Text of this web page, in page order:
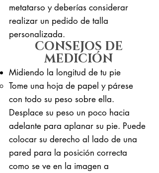
metatarso y deberías considerar
realizar un pedido de talla
personalizada.
CONSEJOS DE
MEDICIÓN
Midiendo la longitud de tu pie
Tome una hoja de papel y párese
con todo su peso sobre ella. ​
Desplace su peso un poco hacia
adelante para aplanar su pie. Puede
colocar su derecho al lado de una
pared para la posición correcta
como se ve en la imagen a